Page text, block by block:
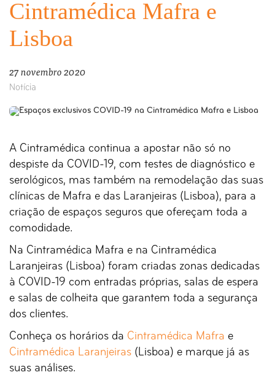
Cintramédica Mafra e
Lisboa
27 novembro 2020
Notícia
A Cintramédica continua a apostar não só no
despiste da COVID-19, com testes de diagnóstico e
serológicos, mas também na remodelação das suas
clínicas de Mafra e das Laranjeiras (Lisboa), para a
criação de espaços seguros que ofereçam toda a
comodidade.
Na Cintramédica Mafra e na Cintramédica
Laranjeiras (Lisboa) foram criadas zonas dedicadas
à COVID-19 com entradas próprias, salas de espera
e salas de colheita que garantem toda a segurança
dos clientes.
Conheça os horários­ da Cintramédica Mafra e
Cintramédica Laranjeiras (Lisboa) e marque já as
suas análises.